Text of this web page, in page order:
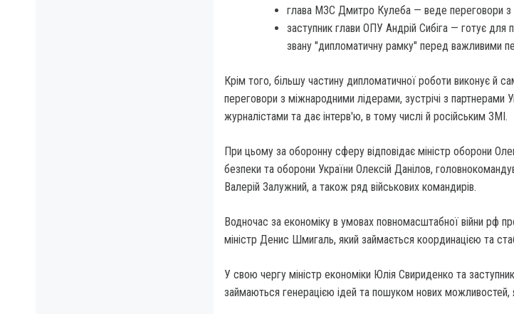
глава МЗС Дмитро Кулеба — веде переговори з
заступник глави ОПУ Андрій Сибіга — готує для
звану "дипломатичну рамку" перед важливими
Крім того, більшу частину дипломатичної роботи виконує й
переговори з міжнародними лідерами, зустрічі з партнерами
журналістами та дає інтерв'ю, в тому числі й російським ЗМІ.
При цьому за оборонну сферу відповідає міністр оборони
безпеки та оборони України Олексій Данілов,
Валерій Залужний, а також ряд військових командирів.
Водночас за економіку в умовах повномасштабної війни рф
міністр Денис Шмигаль, який займається координацією та
У свою чергу міністр економіки Юлія Свириденко та
займаються генерацією ідей та пошуком нових можливостей,